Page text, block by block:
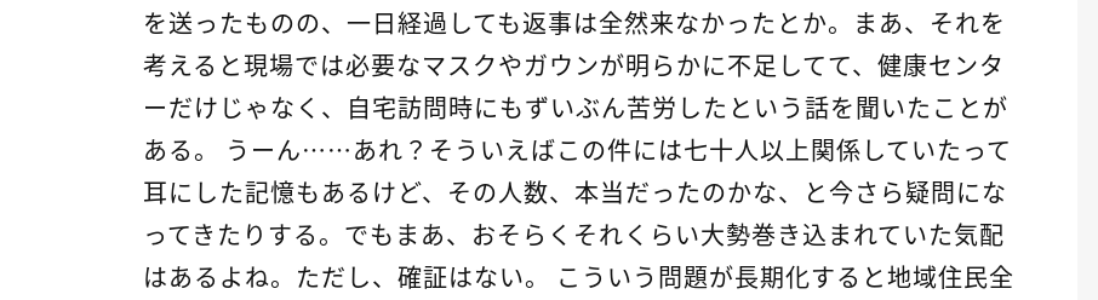
を送ったものの、一日経過しても返事は全然来なかったとか。まあ、それを
考えると現場では必要なマスクやガウンが明らかに不足してて、健康センタ
ーだけじゃなく、自宅訪問時にもずいぶん苦労したという話を聞いたことが
ある。 うーん……あれ？そういえばこの件には七十人以上関係していたって
耳にした記憶もあるけど、その人数、本当だったのかな、と今さら疑問にな
ってきたりする。でもまあ、おそらくそれくらい大勢巻き込まれていた気配
はあるよね。ただし、確証はない。 こういう問題が長期化すると地域住民全